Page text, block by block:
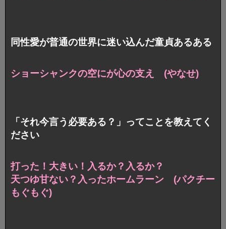
同性愛が普通の世界に迷い込んだ童貞あるある
ショーシャンクの空にが心の支え (やなせ)
「それ今言う必要ある？」ってことを教えてく
ださい
打った！大きい！入るか？入るか？
天つゆ甘ない？入ったホームラーン (パクチー
もぐもぐ)